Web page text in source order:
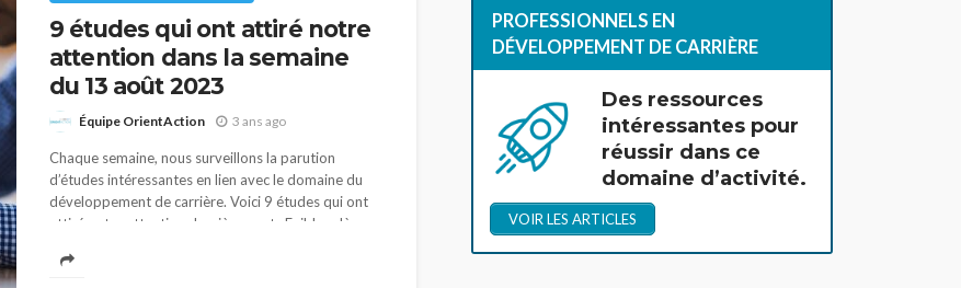
9 études qui ont attiré notre
attention dans la semaine
du 13 août 2023
Équipe OrientAction 3 ans ago
Chaque semaine, nous surveillons la parution
d’études intéressantes en lien avec le domaine du
développement de carrière. Voici 9 études qui ont
attiré notre attention dernièrement. Faible relève
PROFESSIONNELS EN
DÉVELOPPEMENT DE CARRIÈRE
Des ressources
intéressantes pour
réussir dans ce
domaine d’activité.
VOIR LES ARTICLES